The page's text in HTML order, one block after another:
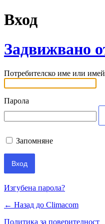
Вход
Задвижвано
Потребителско име или
Парола
Запомняне
Изгубена парола?
← Назад до Climacom
Политика за поверителност